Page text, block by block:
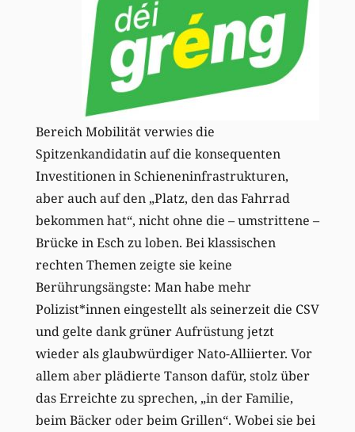
Bereich Mobilität verwies die
Spitzenkandidatin auf die konsequenten
Investitionen in Schieneninfrastrukturen,
aber auch auf den „Platz, den das Fahrrad
bekommen hat“, nicht ohne die – umstrittene –
Brücke in Esch zu loben. Bei klassischen
rechten Themen zeigte sie keine
Berührungsängste: Man habe mehr
Polizist*innen eingestellt als seinerzeit die CSV
und gelte dank grüner Aufrüstung jetzt
wieder als glaubwürdiger Nato-Alliierter. Vor
allem aber plädierte Tanson dafür, stolz über
das Erreichte zu sprechen, „in der Familie,
beim Bäcker oder beim Grillen“. Wobei sie bei